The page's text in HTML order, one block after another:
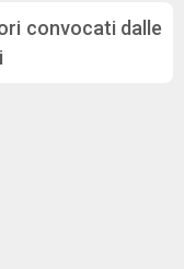
convocati dalle